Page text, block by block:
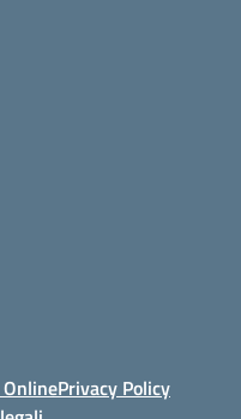
Privacy Policy